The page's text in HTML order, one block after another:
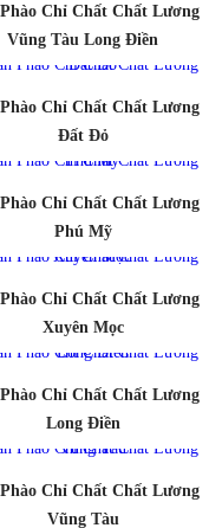
Chỉ Chất Chất Lương
Vũng Tàu Long Điền
Chỉ Chất Chất Lương
Đất Đỏ
Chỉ Chất Chất Lương
Phú Mỹ
Chỉ Chất Chất Lương
Xuyên Mọc
Chỉ Chất Chất Lương
Long Điền
Chỉ Chất Chất Lương
Vũng Tàu